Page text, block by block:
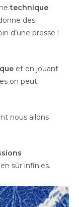
technique
des
d’une presse !
et en jouant
on peut
nous allons
sûr infinies.